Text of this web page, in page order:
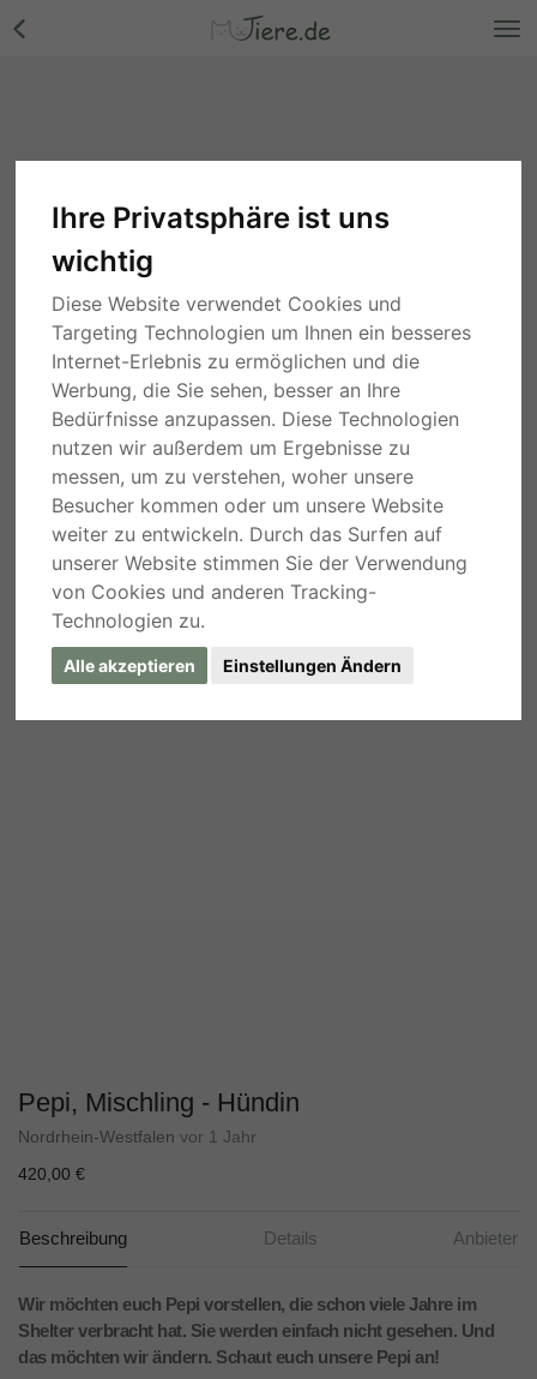
Ihre Privatsphäre ist uns
wichtig
Diese Website verwendet Cookies und
Targeting Technologien um Ihnen ein besseres
Internet-Erlebnis zu ermöglichen und die
Werbung, die Sie sehen, besser an Ihre
Bedürfnisse anzupassen. Diese Technologien
nutzen wir außerdem um Ergebnisse zu
messen, um zu verstehen, woher unsere
Besucher kommen oder um unsere Website
weiter zu entwickeln. Durch das Surfen auf
unserer Website stimmen Sie der Verwendung
von Cookies und anderen Tracking-
Technologien zu.
Alle akzeptieren Einstellungen Ändern
Pepi, Mischling - Hündin
Nordrhein-Westfalen vor 1 Jahr
420,00 €
Beschreibung Details Anbieter
Wir möchten euch Pepi vorstellen, die schon viele Jahre im
Shelter verbracht hat. Sie werden einfach nicht gesehen. Und
das möchten wir ändern. Schaut euch unsere Pepi an!